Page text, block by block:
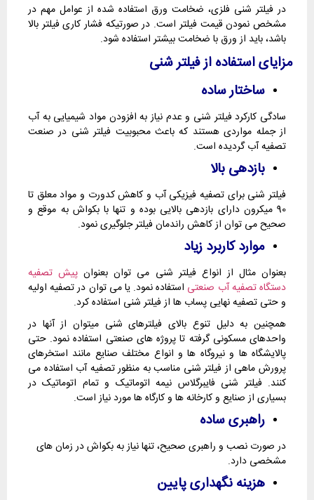
در فیلتر شنی فلزی، ضخامت ورق استفاده شده از عوامل مهم در
مشخص نمودن قیمت فیلتر است. در صورتیکه فشار کاری فیلتر بالا
باشد، باید از ورق با ضخامت بیشتر استفاده شود.
مزایای استفاده از فیلتر شنی
ساختار ساده
سادگی کارکرد فیلتر شنی و عدم نیاز به افزودن مواد شیمیایی به آب
از جمله مواردی هستند که باعث محبوبیت فیلتر شنی در صنعت
تصفیه آب گردیده است.
بازدهی بالا
فیلتر شنی برای تصفیه فیزیکی آب و کاهش کدورت و مواد معلق تا
90 میکرون دارای بازدهی بالایی بوده و تنها با بکواش به موقع و
صحیح می توان از کاهش راندمان فیلتر جلوگیری نمود.
موارد کاربرد زیاد
بعنوان مثال از انواع فیلتر شنی می توان بعنوان پیش تصفیه
دستگاه تصفیه آب صنعتی استفاده نمود. یا می توان در تصفیه اولیه
و حتی تصفیه نهایی پساب ها از فیلتر شنی استفاده کرد.
همچنین به دلیل تنوع بالای فیلترهای شنی میتوان از آنها در
واحدهای مسکونی گرفته تا پروژه های صنعتی استفاده نمود. حتی
پالایشگاه ها و نیروگاه ها و انواع مختلف صنایع مانند استخرهای
پرورش ماهی از فیلتر شنی مناسب به منظور تصفیه آب استفاده می
کنند. فیلتر شنی فایبرگلاس نیمه اتوماتیک و تمام اتوماتیک در
بسیاری از صنایع و کارخانه ها و کارگاه ها مورد نیاز است.
راهبری ساده
در صورت نصب و راهبری صحیح، تنها نیاز به بکواش در زمان های
مشخصی دارد.
هزینه نگهداری پایین